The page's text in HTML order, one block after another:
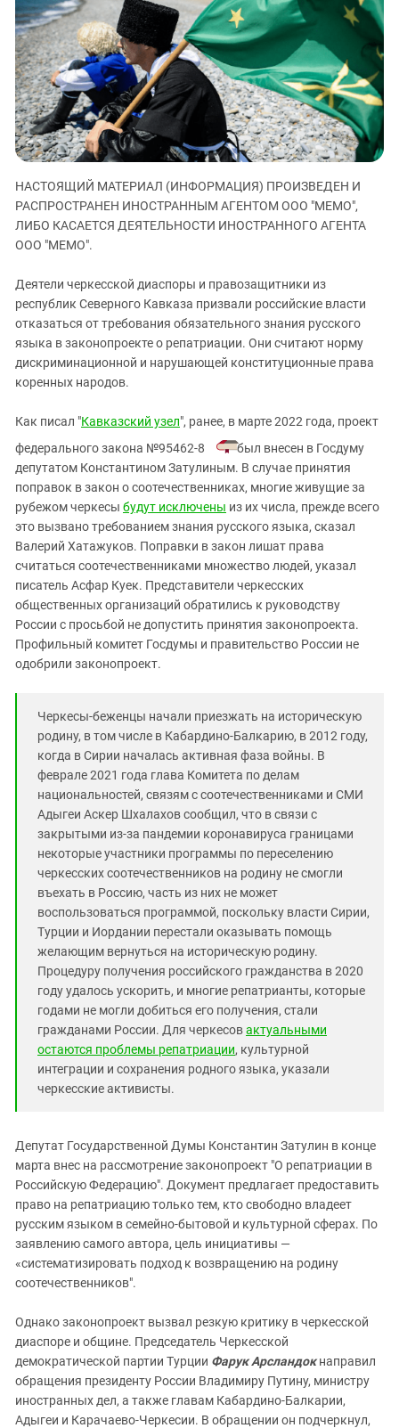
ЗАСТАВЛЯЕТ
КАВКАЗ ЗА ПАЛЕСТИНУ
ИНАКОМЫСЛИЕ В ЧЕЧНЕ
ПРЕСЛЕДОВАНИЕ АКТИВИСТОВ
МОБИЛИЗАЦИЯ И ПРОТЕСТЫ
Дагестан
Ингушетия
Кабардино-Балкария
Калмыкия
Карачаево-Черкесия
Краснодарский край
Нагорный Карабах
Российская Федерация
Ростовская область
СКФО
Ставропольский край
Чечня
Южная Осетия
ЮФО
НАСТОЯЩИЙ МАТЕРИАЛ (ИНФОРМАЦИЯ) ПРОИЗВЕДЕН И
РАСПРОСТРАНЕН ИНОСТРАННЫМ АГЕНТОМ ООО "МЕМО",
ЛИБО КАСАЕТСЯ ДЕЯТЕЛЬНОСТИ ИНОСТРАННОГО АГЕНТА
ООО "МЕМО".
Деятели черкесской диаспоры и правозащитники из
республик Северного Кавказа призвали российские власти
отказаться от требования обязательного знания русского
языка в законопроекте о репатриации. Они считают норму
дискриминационной и нарушающей конституционные права
коренных народов.
Как писал "Кавказский узел", ранее, в марте 2022 года, проект
федерального закона №95462-8
был внесен в Госдуму
депутатом Константином Затулиным. В случае принятия
поправок в закон о соотечественниках, многие живущие за
рубежом черкесы будут исключены из их числа, прежде всего
это вызвано требованием знания русского языка, сказал
Валерий Хатажуков. Поправки в закон лишат права
считаться соотечественниками множество людей, указал
писатель Асфар Куек. Представители черкесских
общественных организаций обратились к руководству
России с просьбой не допустить принятия законопроекта.
Профильный комитет Госдумы и правительство России не
одобрили законопроект.
Черкесы-беженцы начали приезжать на историческую
родину, в том числе в Кабардино-Балкарию, в 2012 году,
когда в Сирии началась активная фаза войны. В
феврале 2021 года глава Комитета по делам
национальностей, связям с соотечественниками и СМИ
Адыгеи Аскер Шхалахов сообщил, что в связи с
закрытыми из-за пандемии коронавируса границами
некоторые участники программы по переселению
черкесских соотечественников на родину не смогли
въехать в Россию, часть из них не может
воспользоваться программой, поскольку власти Сирии,
Турции и Иордании перестали оказывать помощь
желающим вернуться на историческую родину.
Процедуру получения российского гражданства в 2020
году удалось ускорить, и многие репатрианты, которые
годами не могли добиться его получения, стали
гражданами России. Для черкесовактуальными
остаются проблемы репатриации, культурной
интеграции и сохранения родного языка, указали
черкесские активисты.
Депутат Государственной Думы Константин Затулин в конце
марта внес на рассмотрение законопроект "О репатриации в
Российскую Федерацию". Документ предлагает предоставить
право на репатриацию только тем, кто свободно владеет
русским языком в семейно-бытовой и культурной сферах. По
заявлению самого автора, цель инициативы —
«систематизировать подход к возвращению на родину
соотечественников".
Однако законопроект вызвал резкую критику в черкесской
диаспоре и общине. Председатель Черкесской
демократической партии Турции Фарук Арсландокнаправил
обращения президенту России Владимиру Путину, министру
иностранных дел, а также главам Кабардино-Балкарии,
Адыгеи и Карачаево-Черкесии. В обращении он подчеркнул,